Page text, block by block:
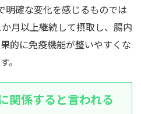
明確な変化を感じるものでは
月以上継続して摂取し、腸内
的に免疫機能が整いやすくな
。
関係すると言われる